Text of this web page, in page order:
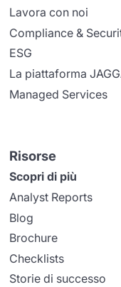
Lavora con noi
Compliance &
ESG
La piattaforma
Managed Services
Risorse
Scopri di più
Analyst Reports
Blog
Brochure
Checklists
Storie di successo